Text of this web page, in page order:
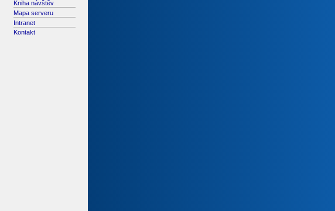
Kniha návštěv
Mapa serveru
Intranet
Kontakt